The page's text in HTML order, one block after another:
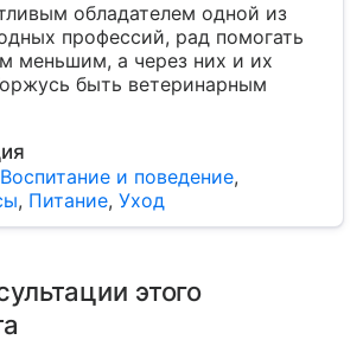
обладателем одной из
профессий, рад помогать
меньшим, а через них и их
быть ветеринарным
Воспитание и поведение,
, Питание, Уход
этого